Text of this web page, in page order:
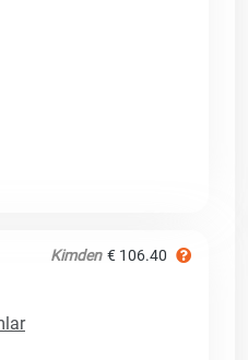
Kimden € 106.40